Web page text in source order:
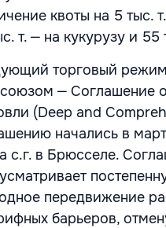
квоты на 5 тыс.
т. ‒ на кукурузу и
торговый
‒ Соглашение
(Deep and
начались в
с.г. в Брюсселе.
передвижение
барьеров,